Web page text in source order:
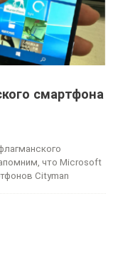
смартфона
что Microsoft
Cityman